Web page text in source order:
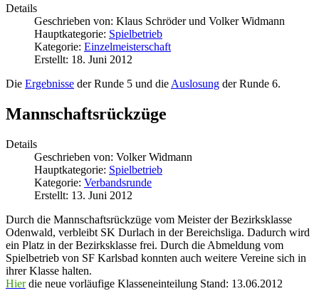
Details
Geschrieben von: Klaus Schröder und Volker Widmann
Hauptkategorie: Spielbetrieb
Kategorie: Einzelmeisterschaft
Erstellt: 18. Juni 2012
Die Ergebnisse der Runde 5 und dieAuslosung der Runde 6.
Mannschaftsrückzüge
Details
Geschrieben von: Volker Widmann
Hauptkategorie: Spielbetrieb
Kategorie: Verbandsrunde
Erstellt: 13. Juni 2012
Durch die Mannschaftsrückzüge vom Meister der Bezirksklasse
Odenwald, verbleibt SK Durlach in der Bereichsliga. Dadurch wird
ein Platz in der Bezirksklasse frei. Durch die Abmeldung vom
Spielbetrieb von SF Karlsbad konnten auch weitere Vereine sich in
ihrer Klasse halten.
Hierdie neue vorläufige Klasseneinteilung Stand: 13.06.2012